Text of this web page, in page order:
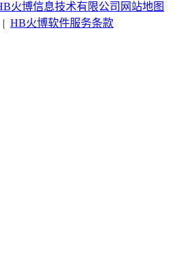
火博信息技术有限公司 网站地图
HB火博软件服务条款